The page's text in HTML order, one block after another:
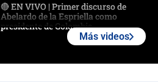
🔴 EN VIVO | Primer discurso de
Abelardo de la Espriella como
presidente de Colombia
Más videos